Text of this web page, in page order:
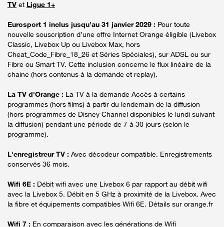
TV et Ligue 1+
Eurosport 1 inclus jusqu’au 31 janvier 2029 : Pour toute
nouvelle souscription d’une offre Internet Orange éligible (Livebox
Classic, Livebox Up ou Livebox Max, hors
Cheat_Code_Fibre_18_26 et Séries Spéciales), sur ADSL ou sur
Fibre ou Smart TV. Cette inclusion concerne le flux linéaire de la
chaine (hors contenus à la demande et replay).
La TV d'Orange : La TV à la demande Accès à certains
programmes (hors films) à partir du lendemain de la diffusion
(hors programmes de Disney Channel disponibles le lundi suivant
la diffusion) pendant une période de 7 à 30 jours (selon le
programme).
L'enregistreur TV : Avec décodeur compatible. Enregistrements
conservés 36 mois.
Wifi 6E : Débit wifi avec une Livebox 6 par rapport au débit wifi
avec la Livebox 5. Débit en 5 GHz à proximité de la Livebox. Avec
la fibre et équipements compatibles Wifi 6E. Détails sur orange.fr
Wifi 7 : En comparaison avec les générations de Wifi